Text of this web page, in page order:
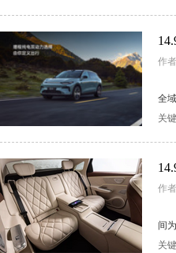
作
全
关
作
间
关